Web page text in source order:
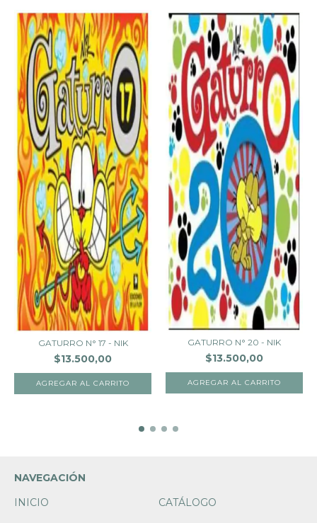
GATURRO N° 17 - NIK
$13.500,00
GATURRO N° 20 - NIK
$13.500,00
NAVEGACIÓN
INICIO
CATÁLOGO